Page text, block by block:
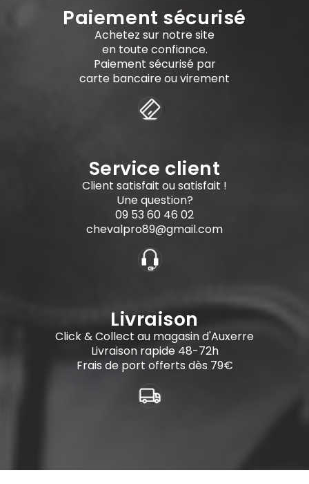
Paiement sécurisé
Achetez sur notre site
en toute confiance.
Paiement sécurisé par
carte bancaire ou virement
Service client
Client satisfait ou satisfait !
Une question?
09 53 60 46 02
chevalpro89@gmail.com
Livraison
Click & Collect au magasin d'Auxerre
Livraison rapide 48-72h
Frais de port offerts dès 79€